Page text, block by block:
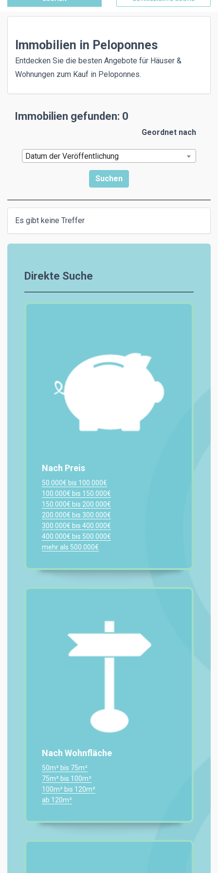
Immobilien in Peloponnes
Entdecken Sie die besten Angebote für Häuser &
Wohnungen zum Kauf in Peloponnes.
Immobilien gefunden: 0
Geordnet nach
Datum der Veröffentlichung
Es gibt keine Treffer
Direkte Suche
Nach Preis
50.000€ bis 100.000€
100.000€ bis 150.000€
150.000€ bis 200.000€
200.000€ bis 300.000€
300.000€ bis 400.000€
400.000€ bis 500.000€
mehr als 500.000€
Nach Wohnfläche
50m² bis 75m²
75m² bis 100m²
100m² bis 120m²
ab 120m²